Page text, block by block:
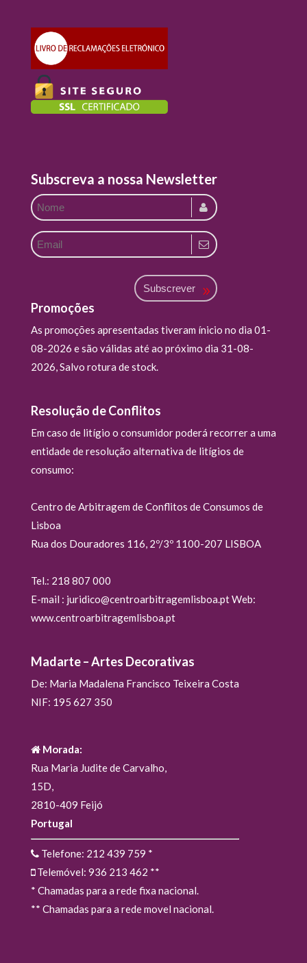
Subscreva a nossa Newsletter
Subscrever
Promoções
As promoções apresentadas tiveram ínicio no dia 01-
08-2026 e são válidas até ao próximo dia 31-08-
2026, Salvo rotura de stock.
Resolução de Conflitos
Em caso de litígio o consumidor poderá recorrer a uma
entidade de resolução alternativa de litígios de
consumo:
Centro de Arbitragem de Conflitos de Consumos de
Lisboa
Rua dos Douradores 116, 2º/3º 1100-207 LISBOA
Tel.: 218 807 000
E-mail : juridico@centroarbitragemlisboa.pt Web:
www.centroarbitragemlisboa.pt
Madarte – Artes Decorativas
De: Maria Madalena Francisco Teixeira Costa
NIF: 195 627 350
Morada:
Rua Maria Judite de Carvalho,
15D,
2810-409 Feijó
Portugal
Telefone: 212 439 759 *
Telemóvel: 936 213 462 **
* Chamadas para a rede fixa nacional.
** Chamadas para a rede movel nacional.